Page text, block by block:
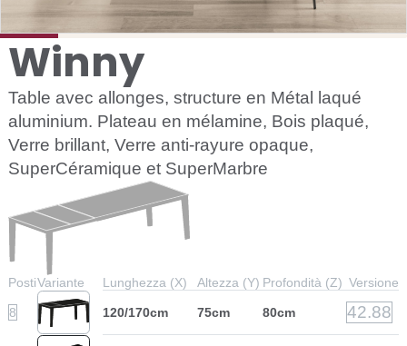
Winny
Table avec allonges, structure en Métal laqué
aluminium. Plateau en mélamine, Bois plaqué,
Verre brillant, Verre anti-rayure opaque,
SuperCéramique et SuperMarbre
PostiVariante Lunghezza (X) Altezza (Y) Profondità (Z) Versione
8 120/170cm 75cm 80cm 42.88